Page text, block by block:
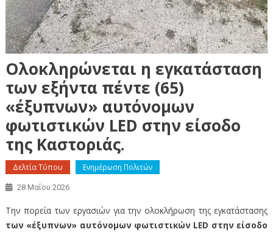
Ολοκληρώνεται η εγκατάσταση
των εξήντα πέντε (65)
«έξυπνων» αυτόνομων
φωτιστικών LED στην είσοδο
της Καστοριάς.
Δελτία Τύπου Ενημέρωση Πολιτών
28 Μαΐου 2026
Την πορεία των εργασιών για την ολοκλήρωση της εγκατάστασης
των «έξυπνων» αυτόνομων φωτιστικών LED στην είσοδο